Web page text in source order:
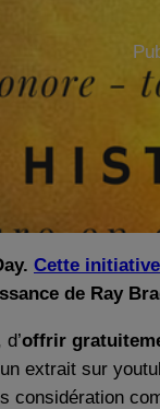
Cette initiative
de Ray
offrir
extrait sur
considération